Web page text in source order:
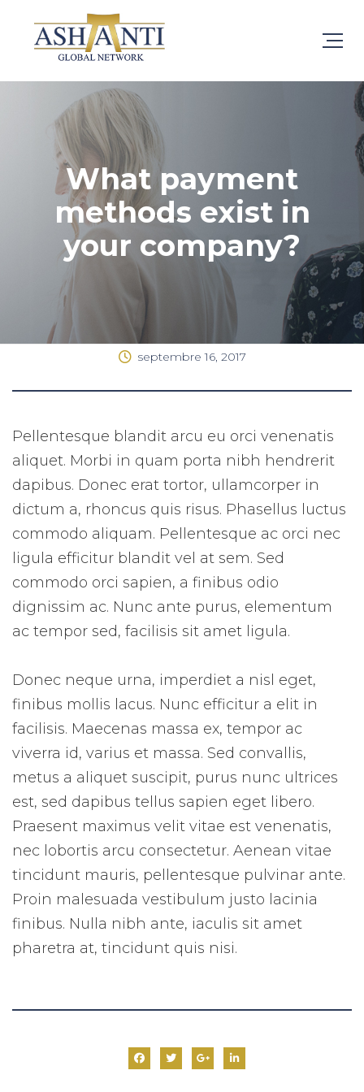
What payment
methods exist in
your company?
septembre 16, 2017
Pellentesque blandit arcu eu orci venenatis
aliquet. Morbi in quam porta nibh hendrerit
dapibus. Donec erat tortor, ullamcorper in
dictum a, rhoncus quis risus. Phasellus luctus
commodo aliquam. Pellentesque ac orci nec
ligula efficitur blandit vel at sem. Sed
commodo orci sapien, a finibus odio
dignissim ac. Nunc ante purus, elementum
ac tempor sed, facilisis sit amet ligula.
Donec neque urna, imperdiet a nisl eget,
finibus mollis lacus. Nunc efficitur a elit in
facilisis. Maecenas massa ex, tempor ac
viverra id, varius et massa. Sed convallis,
metus a aliquet suscipit, purus nunc ultrices
est, sed dapibus tellus sapien eget libero.
Praesent maximus velit vitae est venenatis,
nec lobortis arcu consectetur. Aenean vitae
tincidunt mauris, pellentesque pulvinar ante.
Proin malesuada vestibulum justo lacinia
finibus. Nulla nibh ante, iaculis sit amet
pharetra at, tincidunt quis nisi.